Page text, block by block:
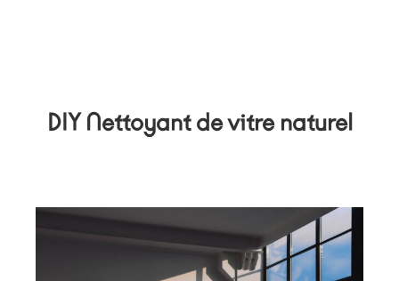
DIY Nettoyant de vitre naturel